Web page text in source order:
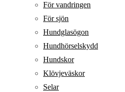
För vandringen
För sjön
Hundglasögon
Hundhörselskydd
Hundskor
Klövjeväskor
Selar